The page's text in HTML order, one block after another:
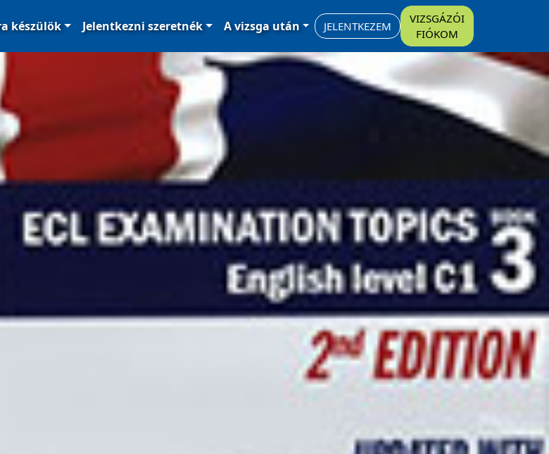
készülök Jelentkezni szeretnék A vizsga után JELENTKEZEM
VIZSGÁZÓI
FIÓKOM